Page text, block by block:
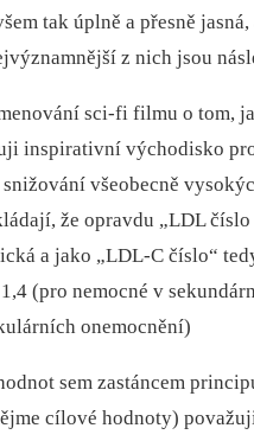
tak úplně a přesně
z nich jsou
sci-fi filmu o tom,
inspirativní východisko
všeobecně
že opravdu „LDL
a jako „LDL-C číslo“
(pro nemocné v
onemocnění)
sem zastáncem
cílové hodnoty)